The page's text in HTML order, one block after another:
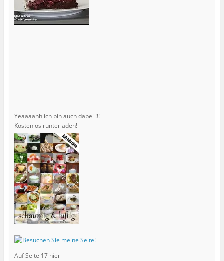
Yeaaaahh ich bin auch dabei !!!
Kostenlos runterladen!
Auf Seite 17 hier